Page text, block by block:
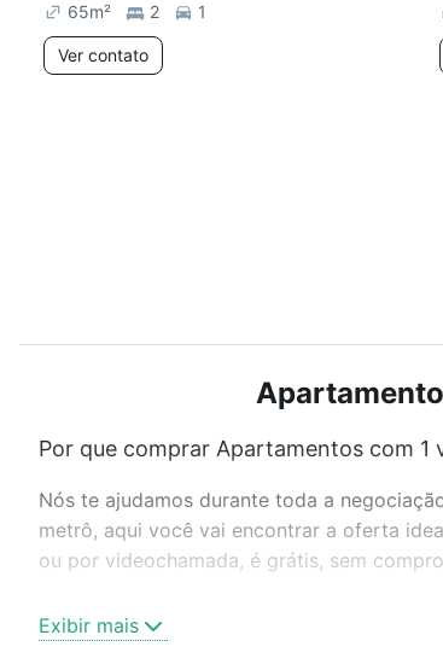
65m² 2 1
Ver contato
Por que comprar Apartamentos com 1
Nós te ajudamos durante toda a
metrô, aqui você vai encontrar a oferta
ou por videochamada, é grátis, sem
Exibir mais